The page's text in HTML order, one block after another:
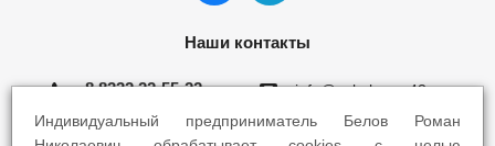
Наши контакты
8 8332 22-55-22 info@yokohama43.ru
Киров, ул. Ломоносова 5Б
Индивидуальный предприниматель Белов Роман